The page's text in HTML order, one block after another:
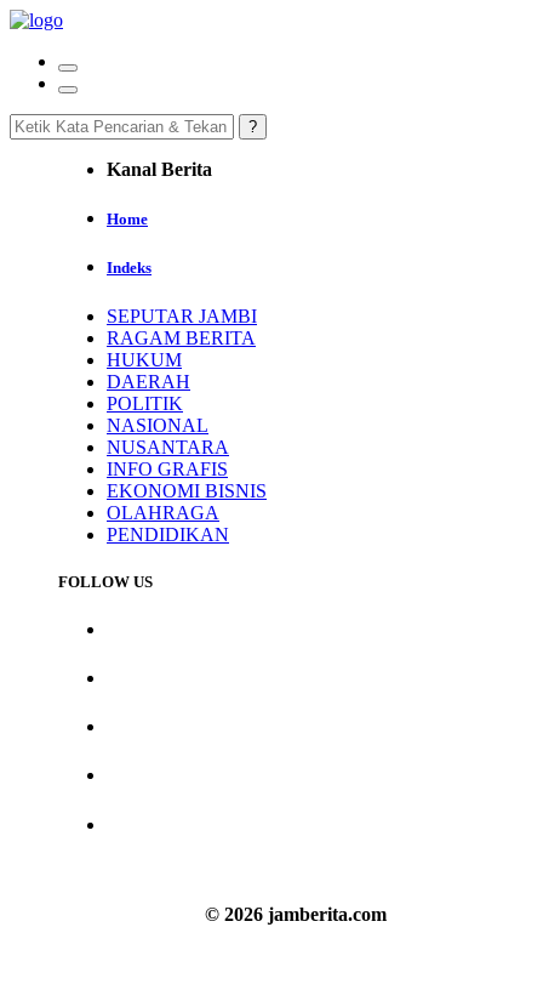
Kanal Berita
Home
Indeks
SEPUTAR JAMBI
RAGAM BERITA
HUKUM
DAERAH
POLITIK
NASIONAL
NUSANTARA
INFO GRAFIS
EKONOMI BISNIS
OLAHRAGA
PENDIDIKAN
FOLLOW US
© 2026 jamberita.com